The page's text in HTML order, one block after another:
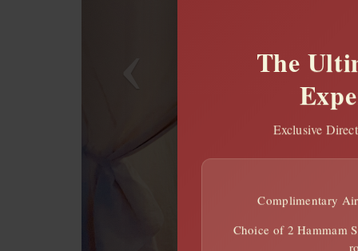
The
Exclusive
Complimentary
Choice of 2 Hammam